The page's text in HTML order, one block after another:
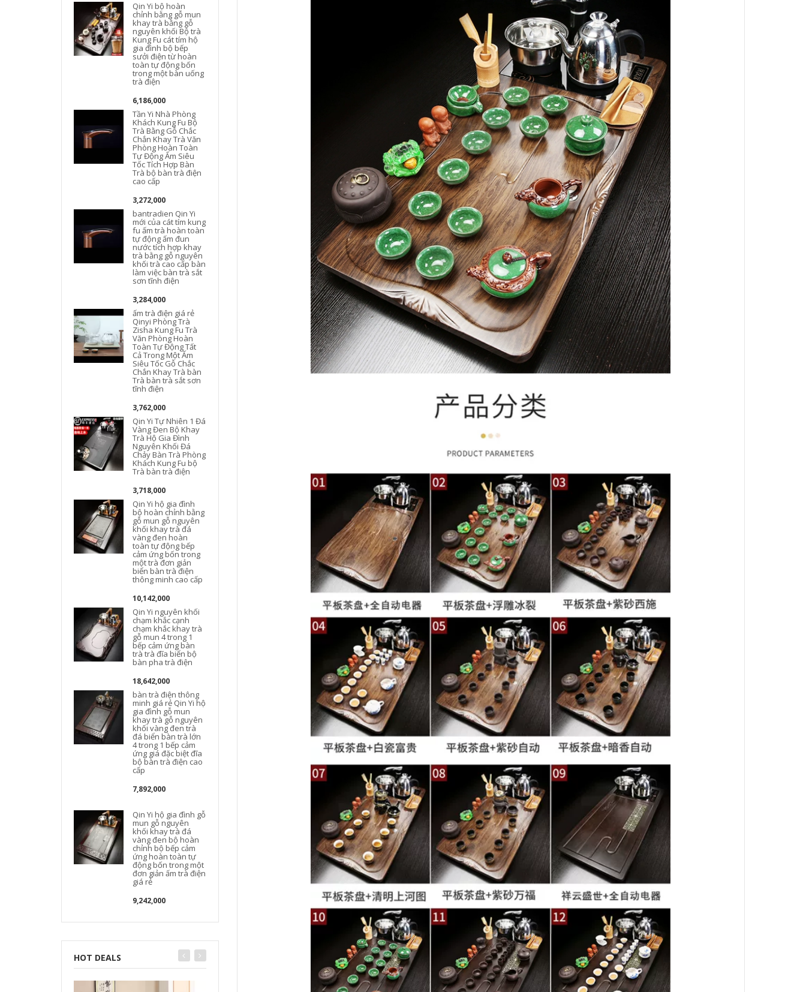
Qin Yi bộ hoàn
chỉnh bằng gỗ mun
khay trà bằng gỗ
nguyên khối Bộ trà
Kung Fu cát tím hộ
gia đình bộ bếp
sưởi điện từ hoàn
toàn tự động bốn
trong một bàn uống
trà điện
6,186,000
Tần Yi Nhà Phòng
Khách Kung Fu Bộ
Trà Bằng Gỗ Chắc
Chắn Khay Trà Văn
Phòng Hoàn Toàn
Tự Động Ấm Siêu
Tốc Tích Hợp Bàn
Trà bộ bàn trà điện
cao cấp
3,272,000
bantradien Qin Yi
mới của cát tím kung
fu ấm trà hoàn toàn
tự động ấm đun
nước tích hợp khay
trà bằng gỗ nguyên
khối trà cao cấp bàn
làm việc bàn trà sắt
sơn tĩnh điện
3,284,000
ấm trà điện giá rẻ
Qinyi Phòng Trà
Zisha Kung Fu Trà
Văn Phòng Hoàn
Toàn Tự Động Tất
Cả Trong Một Ấm
Siêu Tốc Gỗ Chắc
Chắn Khay Trà bàn
Trà bàn trà sắt sơn
tĩnh điện
3,762,000
Qin Yi Tự Nhiên 1 Đá
Vàng Đen Bộ Khay
Trà Hộ Gia Đình
Nguyên Khối Đá
Chảy Bàn Trà Phòng
Khách Kung Fu bộ
Trà bàn trà điện
3,718,000
Qin Yi hộ gia đình
bộ hoàn chỉnh bằng
gỗ mun gỗ nguyên
khối khay trà đá
vàng đen hoàn
toàn tự động bếp
cảm ứng bốn trong
một trà đơn giản
biển bàn trà điện
thông minh cao cấp
10,142,000
Qin Yi nguyên khối
chạm khắc cạnh
chạm khắc khay trà
gỗ mun 4 trong 1
bếp cảm ứng bàn
trà trà đĩa biển bộ
bàn pha trà điện
18,642,000
bàn trà điện thông
minh giá rẻ Qin Yi hộ
gia đình gỗ mun
khay trà gỗ nguyên
khối vàng đen trà
đá biển bàn trà lớn
4 trong 1 bếp cảm
ứng giá đặc biệt đĩa
bộ bàn trà điện cao
cấp
7,892,000
Qin Yi hộ gia đình gỗ
mun gỗ nguyên
khối khay trà đá
vàng đen bộ hoàn
chỉnh bộ bếp cảm
ứng hoàn toàn tự
động bốn trong một
đơn giản ấm trà điện
giá rẻ
9,242,000
Toàn bộ khay trà đá
vàng đen tự nhiên
Bộ trà gia đình hoàn
mảnh Bàn trà Kung
Fu Biển bán bàn trà
bán bàn trà điện Bộ
ấm trà cho phòng
khách gia đình Bộ
trà Kung Fu trà gỗ
nguyên khối biển
ấm đun nước hoàn
toàn tự động tích
hợp bàn trà đơn
giản bàn trà điện gỗ
văn phòng Bộ bàn
pha trà Kung Fu
hoàn chỉnh bàn trà
giá bàn trà điện Bộ
ấm trà hoàn chỉnh,
ấm đun nước gia
đình hoàn toàn tự
động, khay trà biển
bộ bàn trà điện Bộ
ấm trà, hoàn toàn
tự động, thiết bị
thủy tinh liền khối,
phòng khách gia
đình, trà sôi, nước
sôi, khay trà, bàn
trà bo ban tra dien
rang, bộ ấm trà kiểu
Trung Hoa, ấm trà
cắm điện, ấm thủy
tinh, ấm trà, bếp
gốm điện ban tra
dien thong minh
bộ trà Kung Fu lớn,
bếp từ hoàn toàn tự
ban tra dien Khay
trà hộ gia đình kung
fu trà gốm sứ cát
tím phòng khách
đơn giản hoàn toàn
tự động cảm ứng
tích hợp bộ trà bàn
trà điện giá rẻ
3,682,000
bàn pha trà điện
Khay trà gia đình Bộ
bàn trà hoàn toàn
tự động tích hợp
bếp từ Bộ hoàn
chỉnh Bộ trà Kung
Fu phòng khách trà
đơn giản biển
bantradien
3,092,000
Bộ trà cho gia đình
hoàn toàn tự động
tất cả trong một văn
phòng khay trà
bằng gỗ chắc chắn
phòng khách kung
fu bàn trà trà nồi
baàn trà điện
3,682,000
Fu trà bộ hộ gia
đình hoàn toàn tự
động tích hợp khay
trà bộ hoàn chỉnh
2,884,000
Bộ trà cho phòng
khách gia đình Bộ
trà Kung Fu hoàn
chỉnh đơn giản Khay
trà bằng gỗ nguyên
khối trên biển Bếp
từ hoàn toàn tự
động Bàn trà tích
hợp bộ bàn pha trà
điện
Kunde hộ gia đình
khay trà gỗ hoàn
toàn tự động cảm
ứng văn phòng
phòng khách tích
hợp bàn trà đá
kung fu bộ trà bộ
bàn trà điện cao cấp
3,320,000
Kunde nhà phòng
khách nhẹ sang
trọng gỗ nguyên
khối bàn trà đĩa
Kung Fu trà hoàn
toàn tự động cảm
ứng tích hợp khay
trà trà biển ấm trà
điện giá rẻ
3,320,000
Kunde Toàn Bộ
Xanh Vân Gỗ Gỗ
Mun Đá Trà Khay
Bộ Hộ Gia Đình Tất
Cả Trong Một Hoàn
Toàn Tự Động Cảm
Ứng Nguyên Tử
nước Chảy Bộ Trà
bàn trà điện thông
minh giá rẻ
3,850,000
HOT DEALS